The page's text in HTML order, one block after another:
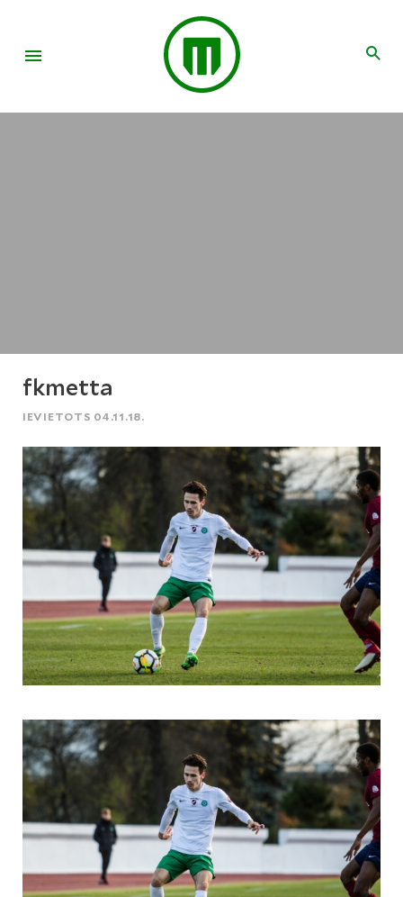
fkmetta
IEVIETOTS 04.11.18.